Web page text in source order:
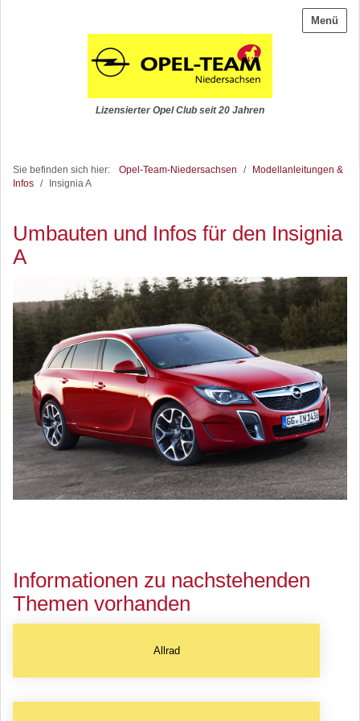
Menü
Lizensierter Opel Club seit 20 Jahren
Sie befinden sich hier: Opel-Team-Niedersachsen /
Modellanleitungen &
Infos
/ Insignia A
Umbauten und Infos für den Insignia
A
Informationen zu nachstehenden
Themen vorhanden
Allrad